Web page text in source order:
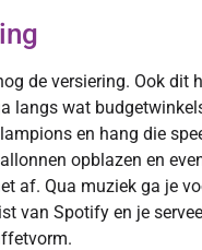
de versiering. Ook dit
langs wat
en hang die
opblazen en
af. Qua muziek ga je
van Spotify en je